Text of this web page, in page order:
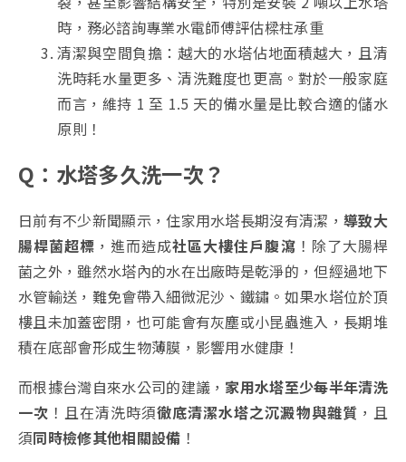
時，務必諮詢專業水電師傅評估樑柱承重
清潔與空間負擔：越大的水塔佔地面積越大，且清
洗時耗水量更多、清洗難度也更高。對於一般家庭
而言，維持 1 至 1.5 天的備水量是比較合適的儲水
原則！
Q：水塔多久洗一次？
日前有不少新聞顯示，住家用水塔長期沒有清潔，導致大
腸桿菌超標 ，進而造成社區大樓住戶腹瀉 ！除了大腸桿
菌之外，雖然水塔內的水在出廠時是乾淨的，但經過地下
水管輸送，難免會帶入細微泥沙、鐵鏽。如果水塔位於頂
樓且未加蓋密閉，也可能會有灰塵或小昆蟲進入，長期堆
積在底部會形成生物薄膜，影響用水健康！
而根據台灣自來水公司的建議， 家用水塔至少每半年清洗
一次 ！且在清洗時須徹底清潔水塔之沉澱物與雜質 ，且
須同時檢修其他相關設備 ！